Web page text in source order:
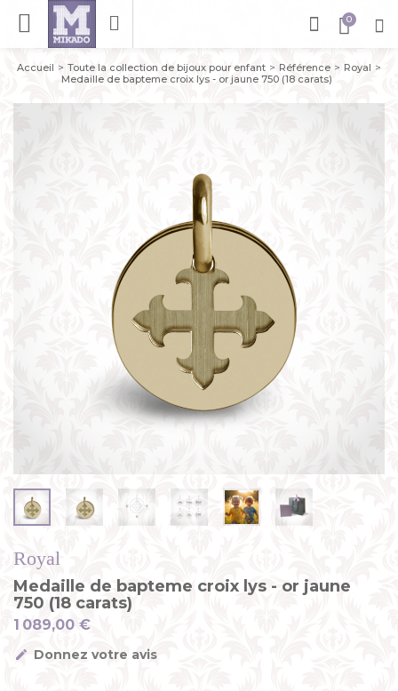
Accueil Toute la collection de bijoux pour enfant Référence
Royal
Medaille de bapteme croix lys - or jaune 750 (18 carats)
Royal
Medaille de bapteme croix lys - or jaune
750 (18 carats)
1 089,00 €
Donnez votre avis